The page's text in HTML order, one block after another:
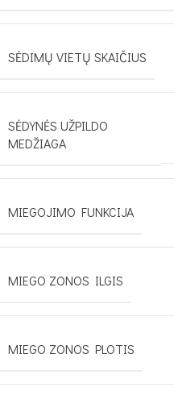
SĖDIMŲ VIETŲ SKAIČIUS
SĖDYNĖS UŽPILDO
MEDŽIAGA
MIEGOJIMO FUNKCIJA
MIEGO ZONOS ILGIS
MIEGO ZONOS PLOTIS